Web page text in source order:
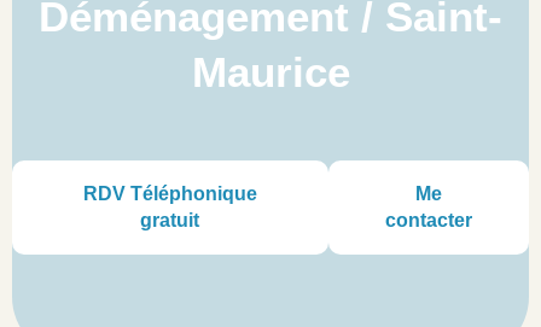
Déménagement / Saint-
Maurice
RDV Téléphonique
gratuit
Me
contacter